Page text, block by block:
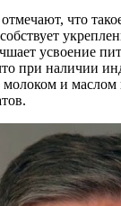
что
усвоение
при наличии
молоком и